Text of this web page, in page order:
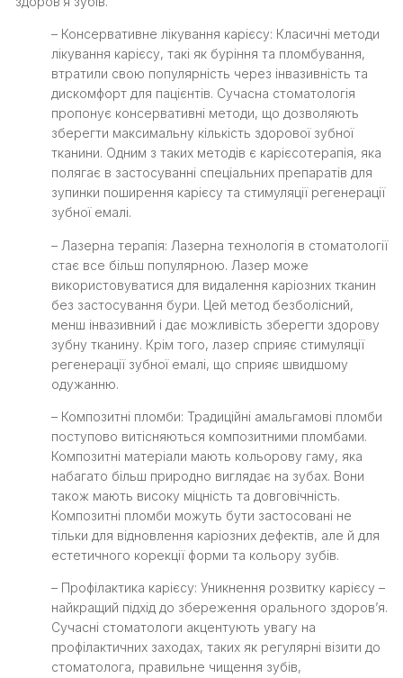
– Консервативне лікування карієсу: Класичні методи
лікування карієсу, такі як буріння та пломбування,
втратили свою популярність через інвазивність та
дискомфорт для пацієнтів. Сучасна стоматологія
пропонує консервативні методи, що дозволяють
зберегти максимальну кількість здорової зубної
тканини. Одним з таких методів є карієсотерапія, яка
полягає в застосуванні спеціальних препаратів для
зупинки поширення карієсу та стимуляції регенерації
зубної емалі.
– Лазерна терапія: Лазерна технологія в стоматології
стає все більш популярною. Лазер може
використовуватися для видалення каріозних тканин
без застосування бури. Цей метод безболісний,
менш інвазивний і дає можливість зберегти здорову
зубну тканину. Крім того, лазер сприяє стимуляції
регенерації зубної емалі, що сприяє швидшому
одужанню.
– Композитні пломби: Традиційні амальгамові пломби
поступово витісняються композитними пломбами.
Композитні матеріали мають кольорову гаму, яка
набагато більш природно виглядає на зубах. Вони
також мають високу міцність та довговічність.
Композитні пломби можуть бути застосовані не
тільки для відновлення каріозних дефектів, але й для
естетичного корекції форми та кольору зубів.
– Профілактика карієсу: Уникнення розвитку карієсу –
найкращий підхід до збереження орального здоров’я.
Сучасні стоматологи акцентують увагу на
профілактичних заходах, таких як регулярні візити до
стоматолога, правильне чищення зубів,